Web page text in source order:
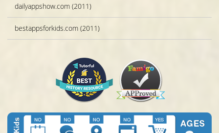
dailyappshow.com (2011)
bestappsforkids.com (2011)